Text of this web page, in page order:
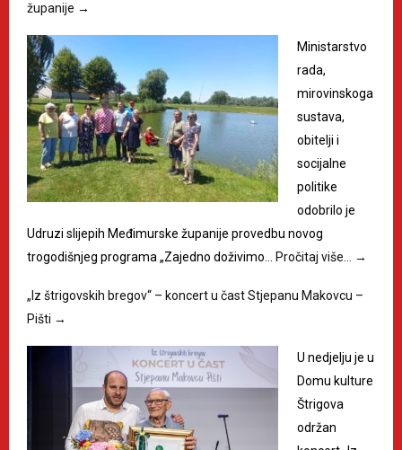
županije →
Ministarstvo
rada,
mirovinskoga
sustava,
obitelji i
socijalne
politike
odobrilo je
Udruzi slijepih Međimurske županije provedbu novog
trogodišnjeg programa „Zajedno doživimo… Pročitaj više… →
„Iz štrigovskih bregov“ – koncert u čast Stjepanu Makovcu –
Pišti →
U nedjelju je u
Domu kulture
Štrigova
održan